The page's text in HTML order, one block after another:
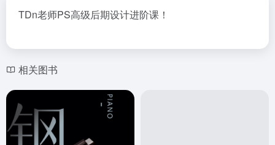
TDn老师PS高级后期设计进阶课！
相关图书